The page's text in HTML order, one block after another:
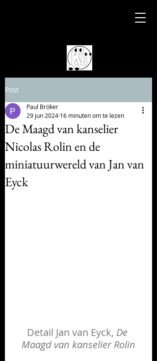
Post
De Maagd van kanselier
Nicolas Rolin en de
miniatuurwereld van Jan van
Eyck
Paul Bröker
29 jun 2024 16 minuten om te lezen
Detail Jan van Eyck, De
Maagd van kanselier Rolin